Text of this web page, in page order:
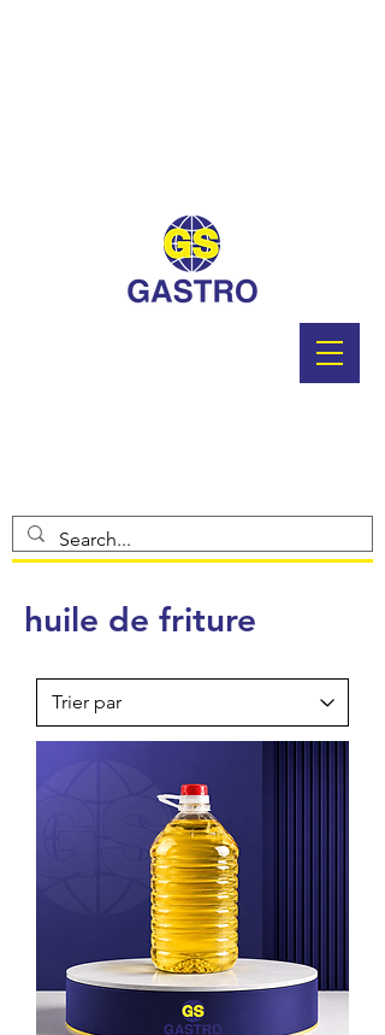
huile de friture